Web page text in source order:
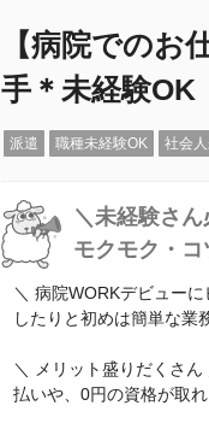
【病院でのお
手＊未経験OK
派遣 職種未経験OK 社会
＼未経験さん
モクモク・
＼ 病院WORKデビュー
したりと初めは簡単な業
＼ メリット盛りだくさ
払いや、0円の資格が取